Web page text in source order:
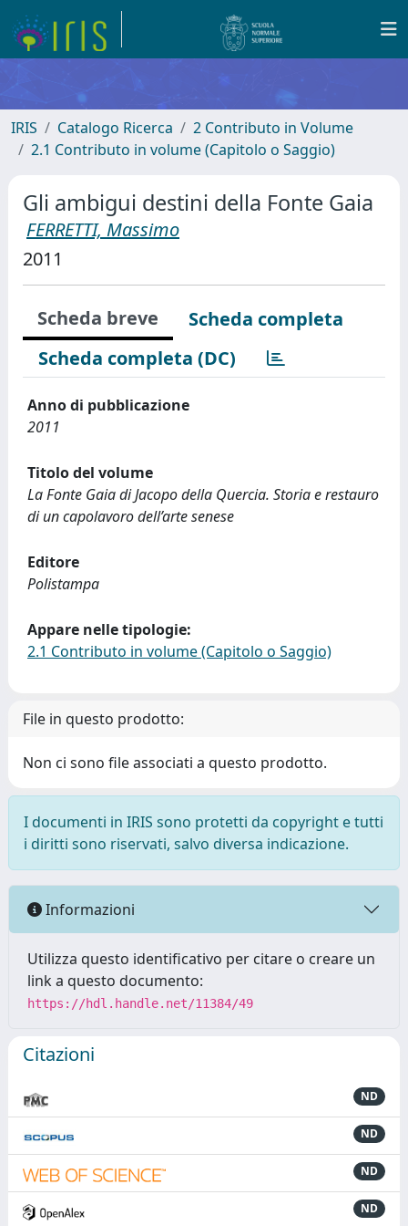
IRIS Catalogo Ricerca
2 Contributo in Volume
2.1 Contributo in volume (Capitolo o Saggio)
Gli ambigui destini della Fonte Gaia
FERRETTI, Massimo
2011
Scheda breve
Scheda completa
Scheda completa (DC)
Anno di pubblicazione
2011
Titolo del volume
La Fonte Gaia di Jacopo della Quercia. Storia e restauro
di un capolavoro dell’arte senese
Editore
Polistampa
Appare nelle tipologie:
2.1 Contributo in volume (Capitolo o Saggio)
File in questo prodotto:
Non ci sono file associati a questo prodotto.
I documenti in IRIS sono protetti da copyright e tutti
i diritti sono riservati, salvo diversa indicazione.
Informazioni
Utilizza questo identificativo per citare o creare un
link a questo documento:
https://hdl.handle.net/11384/49
Citazioni
ND
ND
ND
ND